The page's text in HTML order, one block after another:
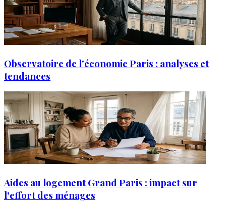
Observatoire de l'économie Paris : analyses et
tendances
Aides au logement Grand Paris : impact sur
l'effort des ménages